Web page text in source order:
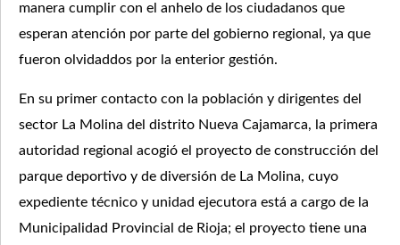
manera cumplir con el anhelo de los ciudadanos que
esperan atención por parte del gobierno regional, ya que
fueron olvidaddos por la enterior gestión.
En su primer contacto con la población y dirigentes del
sector La Molina del distrito Nueva Cajamarca, la primera
autoridad regional acogió el proyecto de construcción del
parque deportivo y de diversión de La Molina, cuyo
expediente técnico y unidad ejecutora está a cargo de la
Municipalidad Provincial de Rioja; el proyecto tiene una